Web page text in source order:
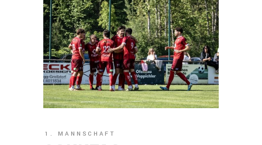
1. MANNSCHAFT